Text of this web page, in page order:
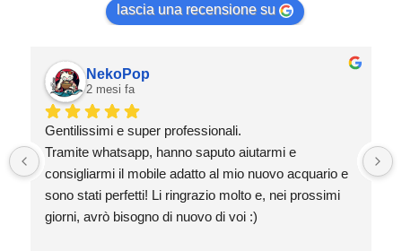
lascia una recensione su
NekoPop
2 mesi fa
Gentilissimi e super professionali.
Tramite whatsapp, hanno saputo aiutarmi e
consigliarmi il mobile adatto al mio nuovo acquario e
sono stati perfetti! Li ringrazio molto e, nei prossimi
giorni, avrò bisogno di nuovo di voi :)